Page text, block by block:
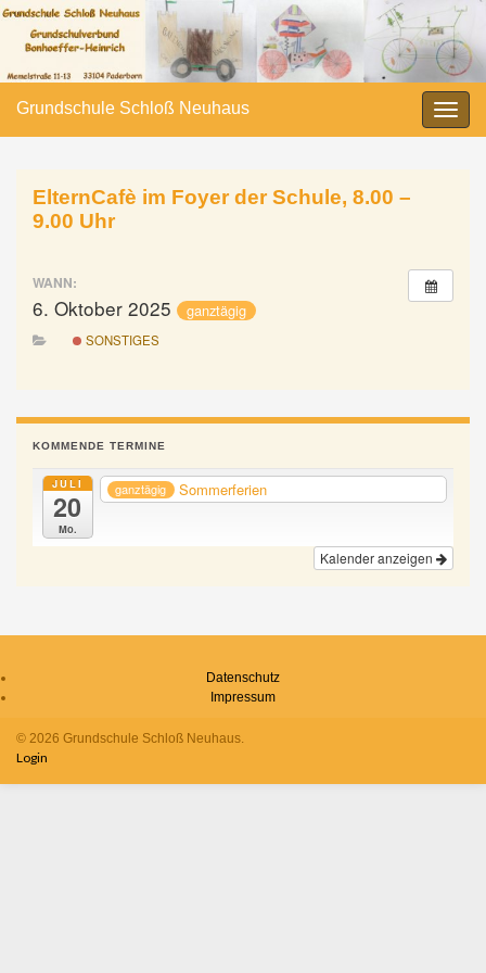
Grundschule Schloß Neuhaus
ElternCafè im Foyer der Schule, 8.00 –
9.00 Uhr
WANN:
6. Oktober 2025 ganztägig
SONSTIGES
KOMMENDE TERMINE
JULI
20
Mo.
ganztägig Sommerferien
Kalender anzeigen
Datenschutz
Impressum
© 2026 Grundschule Schloß Neuhaus.
Login